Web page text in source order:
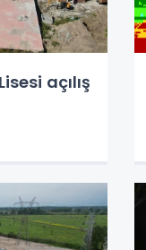
açılış